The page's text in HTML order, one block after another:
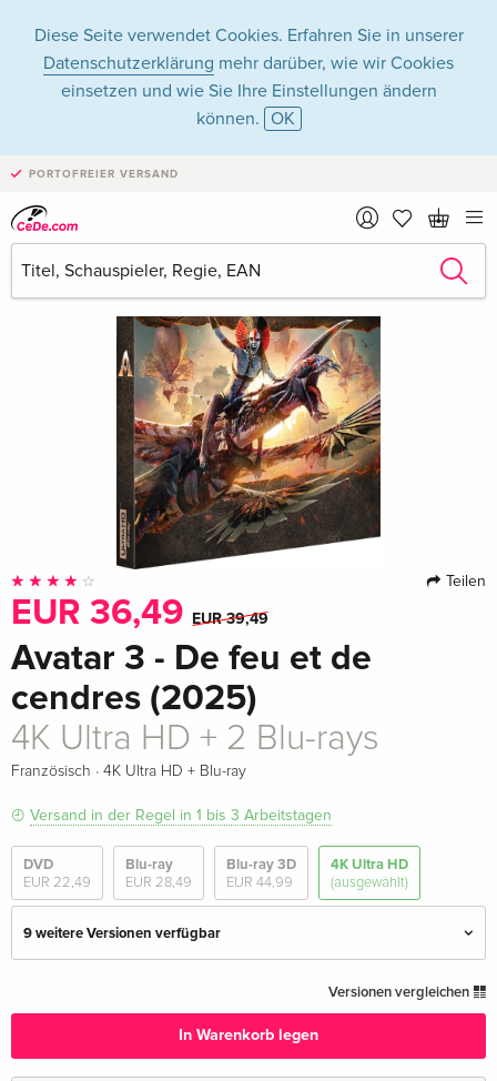
Diese Seite verwendet Cookies. Erfahren Sie in unserer
Datenschutzerklärung mehr darüber, wie wir Cookies
einsetzen und wie Sie Ihre Einstellungen ändern
können. OK
PORTOFREIER VERSAND
Teilen
EUR 36,49 EUR 39,49
Avatar 3 - De feu et de
cendres (2025)
4K Ultra HD + 2 Blu-rays
Französisch · 4K Ultra HD + Blu-ray
Versand in der Regel in 1 bis 3 Arbeitstagen
DVD
EUR 22,49
Blu-ray
EUR 28,49
Blu-ray 3D
EUR 44,99
4K Ultra HD
(ausgewählt)
9 weitere Versionen verfügbar
EUR 39,49
Limited Edition, Steelbook, 4K Ultra HD + 2
EUR 44,99
Versionen vergleichen
In Warenkorb legen